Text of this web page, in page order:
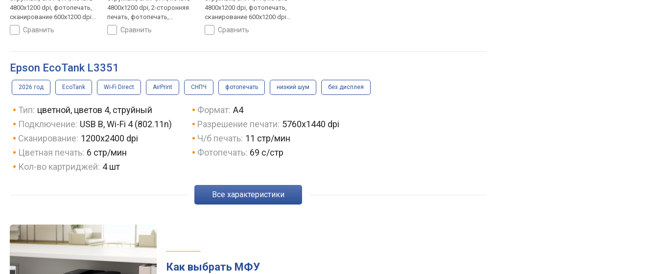
4800x1200 dpi, фотопечать,
сканирование 600х1200 dpi,
Wi-Fi Direct, AirPrint
сравнить
4800x1200 dpi, 2-сторонняя
печать, фотопечать,
сканирование 600х1200 dpi,
Wi-Fi Direct, AirPrint
сравнить
4800x1200 dpi, фотопечать,
сканирование 600х1200 dpi,
Wi-Fi Direct, AirPrint
сравнить
Epson EcoTank L3351
2026 год EcoTank Wi-Fi Direct AirPrint СНПЧ фотопечать низкий шум без дисплея
Тип: цветной, цветов 4, струйный Формат: A4
Подключение: USB B, Wi-Fi 4 (802.11n) Разрешение печати: 5760x1440 dpi
Сканирование: 1200х2400 dpi Ч/б печать: 11 стр/мин
Цветная печать: 6 стр/мин Фотопечать: 69 с/стр
Кол-во картриджей: 4 шт
Все характеристики
Как выбрать МФУ